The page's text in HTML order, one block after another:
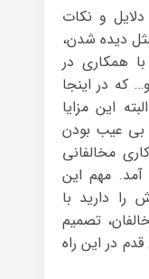
و نکات
دیده شدن،
همکاری در
که در اینجا
این مزایا
بی عیب بودن
مخالفانی
آمد. مهم این
دارید با
تصمیم
در این راه